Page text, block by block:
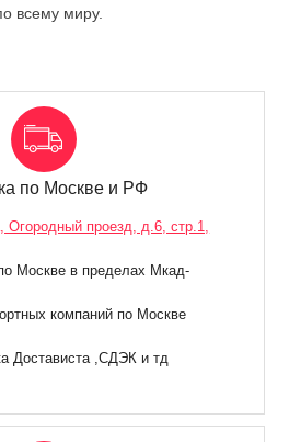
всему миру.
по Москве и РФ
Огородный проезд, д.6, стр.1,
Москве в пределах Мкад-
компаний по Москве
Достависта ,СДЭК и тд